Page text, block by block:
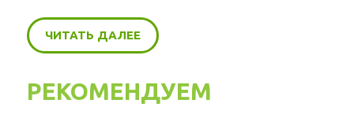
ЧИТАТЬ ДАЛЕЕ
РЕКОМЕНДУЕМ